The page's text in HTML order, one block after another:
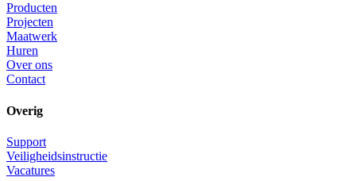
Producten
Projecten
Maatwerk
Huren
Over ons
Contact
Overig
Support
Veiligheidsinstructie
Vacatures